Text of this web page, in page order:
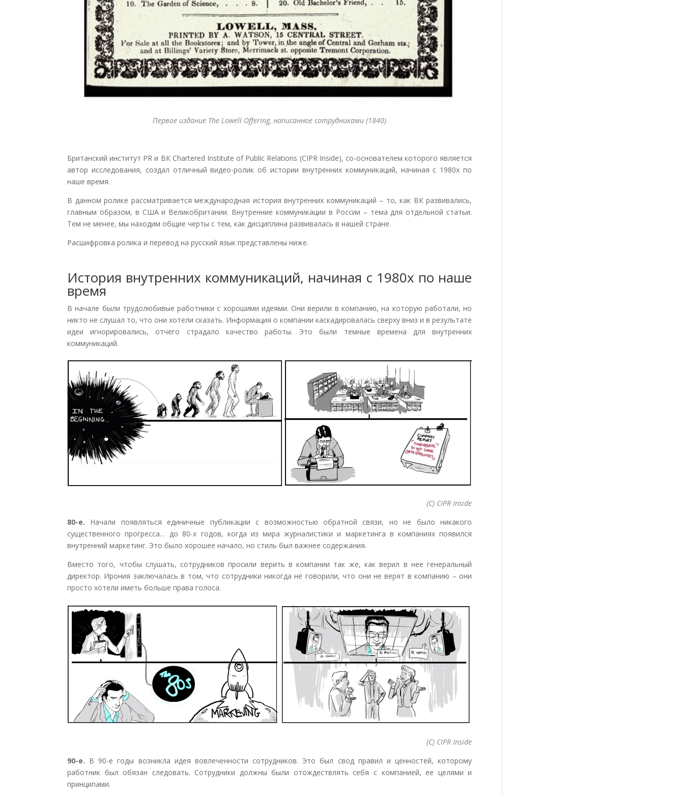
Первое издание The Lowell Offering, написанное сотрудниками (1840)
Британский институт PR и ВК Chartered Institute of Public Relations (CIPR Inside), со-основателем которого является
автор исследования, создал отличный видео-ролик об истории внутренних коммуникаций, начиная с 1980х по
наше время.
В данном ролике рассматривается международная история внутренних коммуникаций – то, как ВК развивались,
главным образом, в США и Великобритании. Внутренние коммуникации в России – тема для отдельной статьи.
Тем не менее, мы находим общие черты с тем, как дисциплина развивалась в нашей стране.
Расшифровка ролика и перевод на русский язык представлены ниже.
История внутренних коммуникаций, начиная с 1980х по наше
время
В начале были трудолюбивые работники с хорошими идеями. Они верили в компанию, на которую работали, но
никто не слушал то, что они хотели сказать. Информация о компании каскадировалась сверху вниз и в результате
идеи игнорировались, отчего страдало качество работы. Это были темные времена для внутренних
коммуникаций.
(С) CIPR Inside
80-е. Начали появляться единичные публикации с возможностью обратной связи, но не было никакого
существенного прогресса… до 80-х годов, когда из мира журналистики и маркетинга в компаниях появился
внутренний маркетинг. Это было хорошее начало, но стиль был важнее содержания.
Вместо того, чтобы слушать, сотрудников просили верить в компании так же, как верил в нее генеральный
директор. Ирония заключалась в том, что сотрудники никогда не говорили, что они не верят в компанию – они
просто хотели иметь больше права голоса.
(С) CIPR Inside
90-е. В 90-е годы возникла идея вовлеченности сотрудников. Это был свод правил и ценностей, которому
работник был обязан следовать. Сотрудники должны были отождествлять себя с компанией, ее целями и
принципами.